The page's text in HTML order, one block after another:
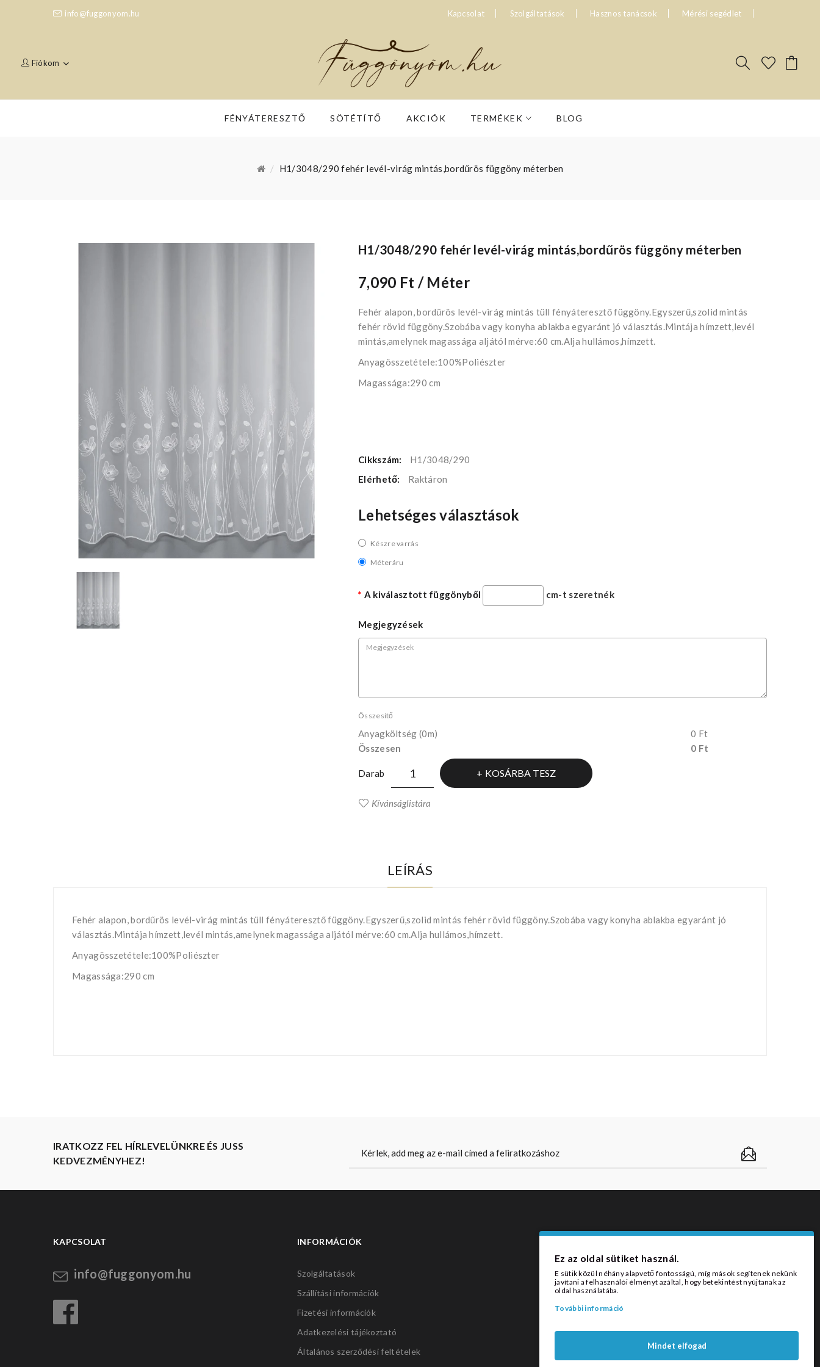
info@fuggonyom.hu Kapcsolat Szolgáltatások Hasznos tanácsok Mérési segédlet
Fiókom
FÉNYÁTERESZTŐ SÖTÉTÍTŐ AKCIÓK TERMÉKEK BLOG
H1/3048/290 fehér levél-virág mintás,bordűrös függöny méterben
H1/3048/290 fehér levél-virág mintás,bordűrös függöny méterben
7,090 Ft / Méter
Fehér alapon, bordűrös levél-virág mintás tüll fényáteresztő függöny.Egyszerű,szolid mintás
fehér rövid függöny.Szobába vagy konyha ablakba egyaránt jó választás.Mintája hímzett,levél
mintás,amelynek magassága aljától mérve:60 cm.Alja hullámos,hímzett.
Anyagösszetétele:100%Poliészter
Magassága:290 cm
Cikkszám:
H1/3048/290
Elérhető:
Raktáron
Lehetséges választások
Készre varrás
Méteráru
A kiválasztott függönyből cm-t szeretnék
Megjegyzések
Összesítő
Anyagköltség (0m)
0 Ft
Összesen
0 Ft
Darab KOSÁRBA TESZ
Kívánságlistára
LEÍRÁS
Fehér alapon, bordűrös levél-virág mintás tüll fényáteresztő függöny.Egyszerű,szolid mintás fehér rövid függöny.Szobába vagy konyha ablakba egyaránt jó
választás.Mintája hímzett,levél mintás,amelynek magassága aljától mérve:60 cm.Alja hullámos,hímzett.
Anyagösszetétele:100%Poliészter
Magassága:290 cm
IRATKOZZ FEL HÍRLEVELÜNKRE ÉS JUSS
KEDVEZMÉNYHEZ!
KAPCSOLAT
info@fuggonyom.hu
INFORMÁCIÓK
Szolgáltatások
Szállítási információk
Fizetési információk
Adatkezelési tájékoztató
Általános szerződési feltételek
Ez az oldal sütiket használ.
E sütik közül néhány alapvető fontosságú, míg mások segítenek nekünk
javítani a felhasználói élményt azáltal, hogy betekintést nyújtanak az
oldal használatába.
További információ
Mindet elfogad